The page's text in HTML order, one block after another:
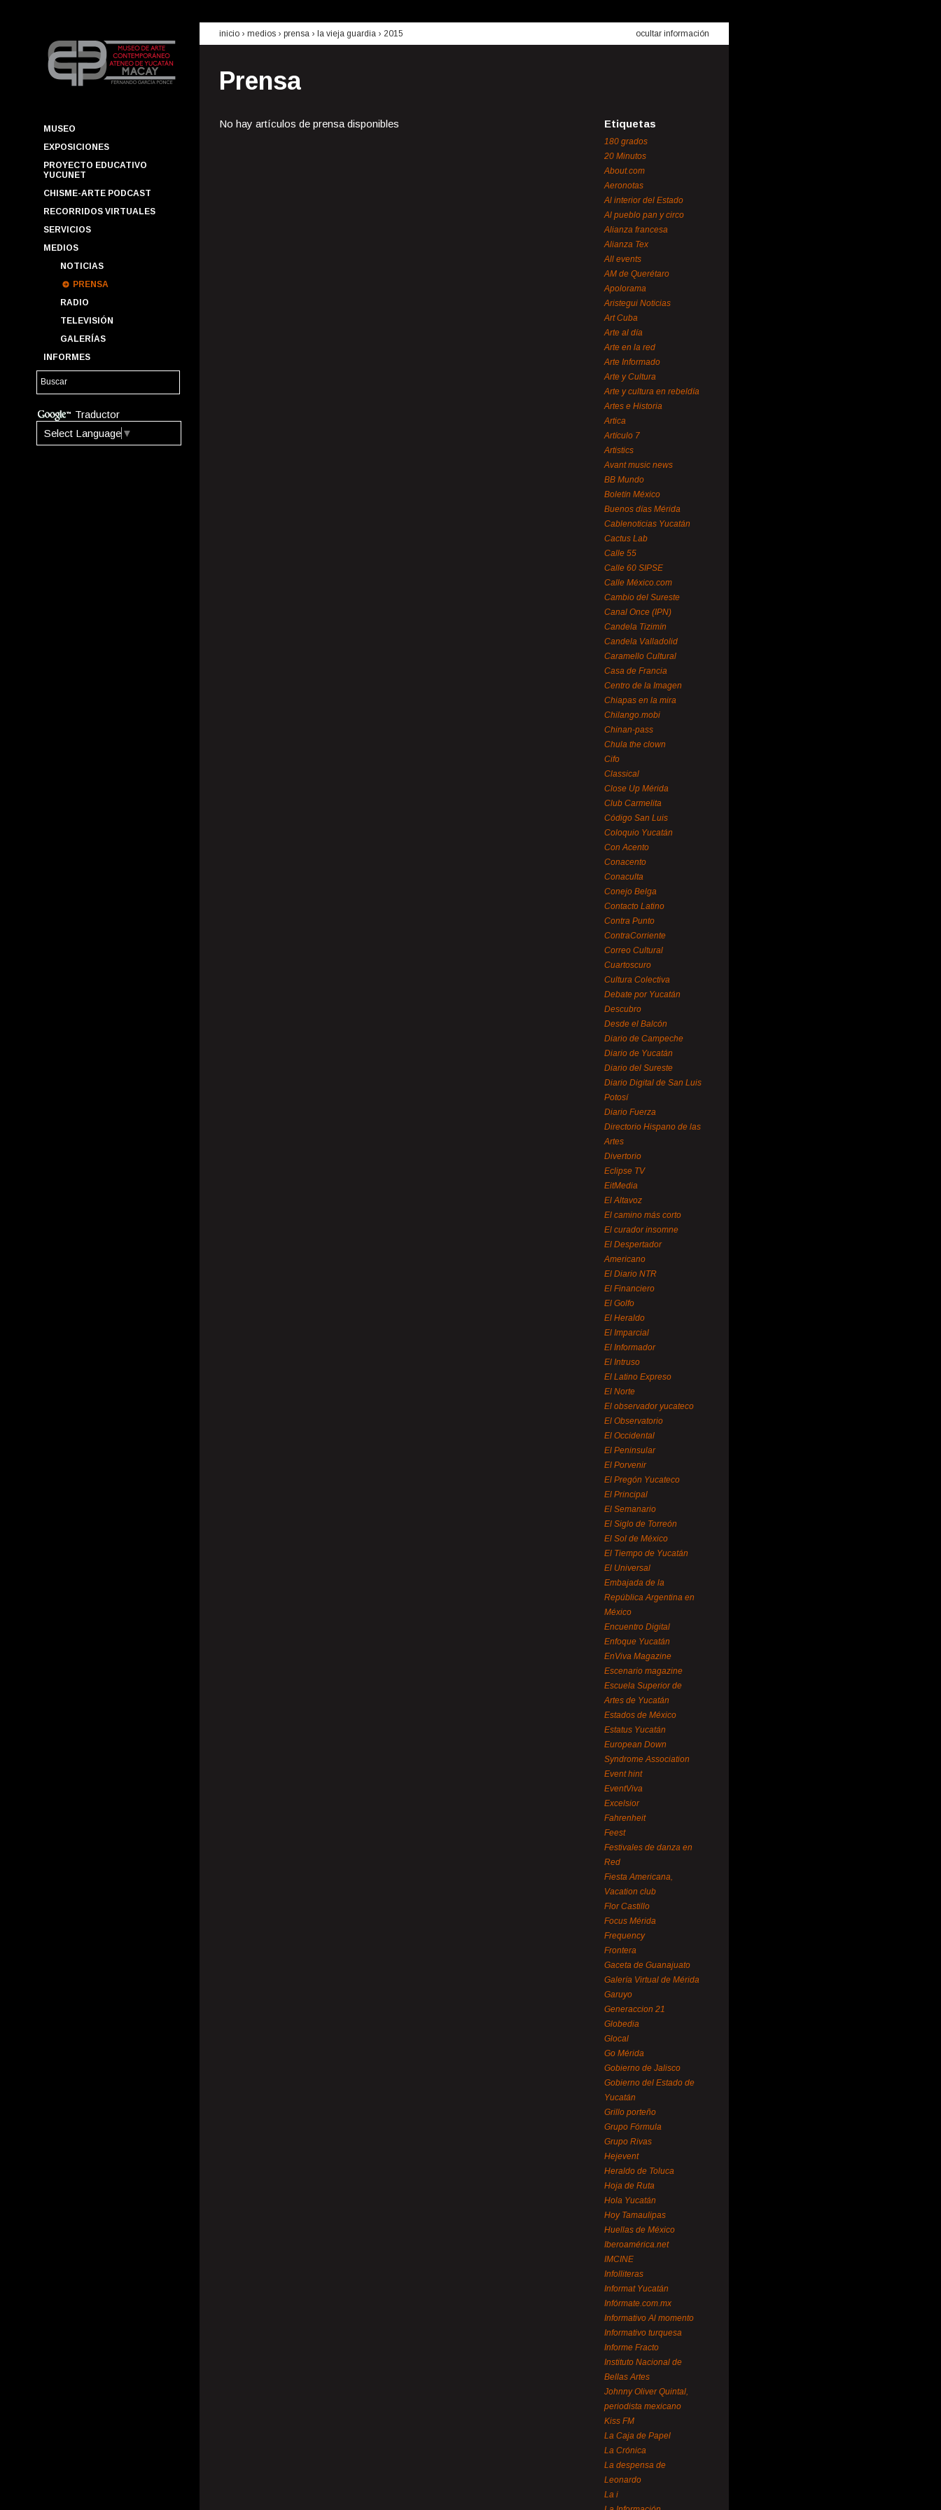
MUSEO
EXPOSICIONES
PROYECTO EDUCATIVO
YUCUNET
CHISME-ARTE PODCAST
RECORRIDOS VIRTUALES
SERVICIOS
MEDIOS
NOTICIAS
PRENSA
RADIO
TELEVISIÓN
GALERÍAS
INFORMES
Traductor
Select Language ▼
inicio › medios › prensa › la vieja guardia › 2015 ocultar información
Prensa
No hay artículos de prensa disponibles Etiquetas
180 grados
20 Minutos
About.com
Aeronotas
Al interior del Estado
Al pueblo pan y circo
Alianza francesa
Alianza Tex
All events
AM de Querétaro
Apolorama
Aristegui Noticias
Art Cuba
Arte al día
Arte en la red
Arte Informado
Arte y Cultura
Arte y cultura en rebeldía
Artes e Historia
Artica
Artículo 7
Artistics
Avant music news
BB Mundo
Boletín México
Buenos días Mérida
Cablenoticias Yucatán
Cactus Lab
Calle 55
Calle 60 SIPSE
Calle México.com
Cambio del Sureste
Canal Once (IPN)
Candela Tizimín
Candela Valladolid
Caramello Cultural
Casa de Francia
Centro de la Imagen
Chiapas en la mira
Chilango.mobi
Chinan-pass
Chula the clown
Cifo
Classical
Close Up Mérida
Club Carmelita
Código San Luis
Coloquio Yucatán
Con Acento
Conacento
Conaculta
Conejo Belga
Contacto Latino
Contra Punto
ContraCorriente
Correo Cultural
Cuartoscuro
Cultura Colectiva
Debate por Yucatán
Descubro
Desde el Balcón
Diario de Campeche
Diario de Yucatán
Diario del Sureste
Diario Digital de San Luis
Potosí
Diario Fuerza
Directorio Hispano de las
Artes
Divertorio
Eclipse TV
EitMedia
El Altavoz
El camino más corto
El curador insomne
El Despertador
Americano
El Diario NTR
El Financiero
El Golfo
El Heraldo
El Imparcial
El Informador
El Intruso
El Latino Expreso
El Norte
El observador yucateco
El Observatorio
El Occidental
El Peninsular
El Porvenir
El Pregón Yucateco
El Principal
El Semanario
El Siglo de Torreón
El Sol de México
El Tiempo de Yucatán
El Universal
Embajada de la
República Argentina en
México
Encuentro Digital
Enfoque Yucatán
EnViva Magazine
Escenario magazine
Escuela Superior de
Artes de Yucatán
Estados de México
Estatus Yucatán
European Down
Syndrome Association
Event hint
EventViva
Excelsior
Fahrenheit
Feest
Festivales de danza en
Red
Fiesta Americana,
Vacation club
Flor Castillo
Focus Mérida
Frequency
Frontera
Gaceta de Guanajuato
Galería Virtual de Mérida
Garuyo
Generaccion 21
Globedia
Glocal
Go Mérida
Gobierno de Jalisco
Gobierno del Estado de
Yucatán
Grillo porteño
Grupo Fórmula
Grupo Rivas
Hejevent
Heraldo de Toluca
Hoja de Ruta
Hola Yucatán
Hoy Tamaulipas
Huellas de México
Iberoamérica.net
IMCINE
Infolliteras
Informat Yucatán
Infórmate.com.mx
Informativo Al momento
Informativo turquesa
Informe Fracto
Instituto Nacional de
Bellas Artes
Johnny Oliver Quintal,
periodista mexicano
Kiss FM
La Caja de Papel
La Crónica
La despensa de
Leonardo
La i